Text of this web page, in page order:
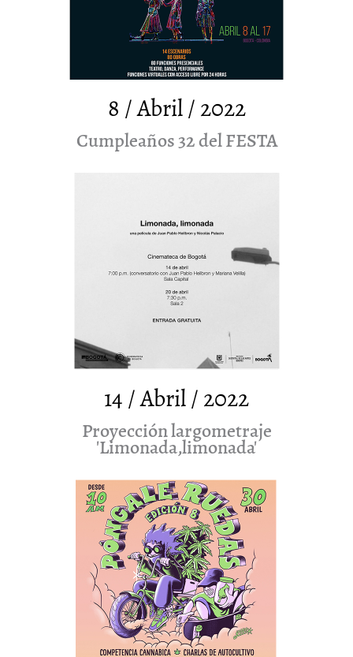
8 / Abril / 2022
Cumpleaños 32 del FESTA
14 / Abril / 2022
Proyección largometraje
'Limonada,limonada'